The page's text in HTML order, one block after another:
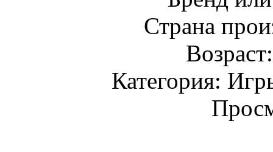
Страна
Категория: